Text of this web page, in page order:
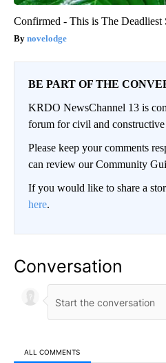
Confirmed - This is The Deadliest
novelodge
BE PART OF THE
KRDO NewsChannel 13 is
forum for civil and constructive
Please keep your comments
can review our Community
If you would like to share a
here.
Conversation
ALL COMMENTS